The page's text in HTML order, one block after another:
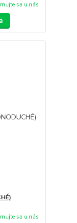
sa u nás
sa u nás